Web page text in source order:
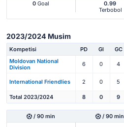
0 Goal
0.99
Terbobol
2023/2024 Musim
Kompetisi PD Gl GC
Moldovan National
Division
6 0 4
International Friendlies 2 0 5
Total 2023/2024 8 0 9
/ 90 min / 90 min